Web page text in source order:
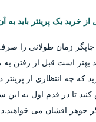
خرید یک پرینتر باید به
چاپگر زمان طولانی را
است قبل از رفتن به
که چه انتظاری از پرینتر
تا در قدم اول به این
جوهر افشان می